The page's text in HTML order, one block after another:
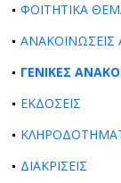
ΦΟΙΤΗΤΙΚΑ
ΑΝΑΚΟΙΝΩΣΕΙΣ
ΓΕΝΙΚΕΣ
ΕΚΔΟΣΕΙΣ
ΔΙΑΚΡΙΣΕΙΣ